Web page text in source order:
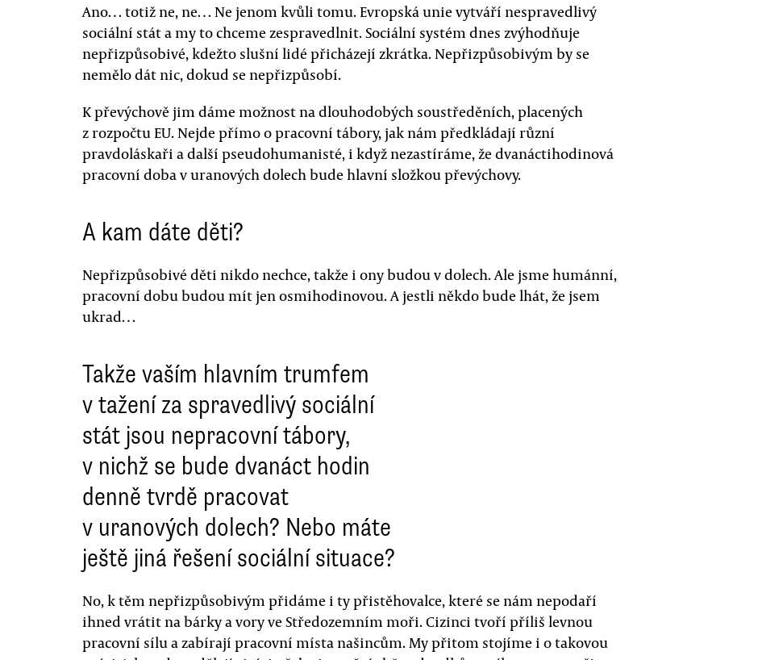
Ano… totiž ne, ne… Ne jenom kvůli tomu. Evropská unie vytváří nespravedlivý
sociální stát a my to chceme zespravedlnit. Sociální systém dnes zvýhodňuje
nepřizpůsobivé, kdežto slušní lidé přicházejí zkrátka. Nepřizpůsobivým by se
nemělo dát nic, dokud se nepřizpůsobí.
K převýchově jim dáme možnost na dlouhodobých soustředěních, placených
z rozpočtu EU. Nejde přímo o pracovní tábory, jak nám předkládají různí
pravdoláskaři a další pseudohumanisté, i když nezastíráme, že dvanáctihodinová
pracovní doba v uranových dolech bude hlavní složkou převýchovy.
A kam dáte děti?
Nepřizpůsobivé děti nikdo nechce, takže i ony budou v dolech. Ale jsme humánní,
pracovní dobu budou mít jen osmihodinovou. A jestli někdo bude lhát, že jsem
ukrad…
Takže vaším hlavním trumfem
v tažení za spravedlivý sociální
stát jsou nepracovní tábory,
v nichž se bude dvanáct hodin
denně tvrdě pracovat
v uranových dolech? Nebo máte
ještě jiná řešení sociální situace?
No, k těm nepřizpůsobivým přidáme i ty přistěhovalce, které se nám nepodaří
ihned vrátit na bárky a vory ve Středozemním moři. Cizinci tvoří příliš levnou
pracovní sílu a zabírají pracovní místa našincům. My přitom stojíme i o takovou